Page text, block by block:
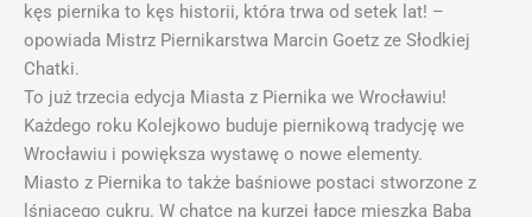
kęs piernika to kęs historii, która trwa od setek lat! –
opowiada Mistrz Piernikarstwa Marcin Goetz ze Słodkiej
Chatki.
To już trzecia edycja Miasta z Piernika we Wrocławiu!
Każdego roku Kolejkowo buduje piernikową tradycję we
Wrocławiu i powiększa wystawę o nowe elementy.
Miasto z Piernika to także baśniowe postaci stworzone z
lśniącego cukru. W chatce na kurzej łapce mieszka Baba